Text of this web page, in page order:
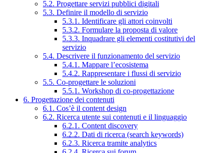
5.2. Progettare servizi pubblici digitali
5.3. Definire il modello di servizio
5.3.1. Identificare gli attori coinvolti
5.3.2. Formulare la proposta di valore
5.3.3. Inquadrare gli elementi costitutivi del
servizio
5.4. Descrivere il funzionamento del servizio
5.4.1. Mappare l’ecosistema
5.4.2. Rappresentare i flussi di servizio
5.5. Co-progettare le soluzioni
5.5.1. Workshop di co-progettazione
6. Progettazione dei contenuti
6.1. Cos’è il content design
6.2. Ricerca utente sui contenuti e il linguaggio
6.2.1. Content discovery
6.2.2. Dati di ricerca (search keywords)
6.2.3. Ricerca tramite analytics